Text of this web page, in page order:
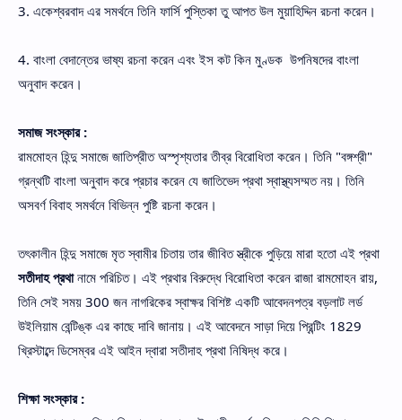
3. একেশ্বরবাদ এর সমর্থনে তিনি ফার্সি পুস্তিকা তু আপত উল মুয়াহিদ্দিন রচনা করেন।
4. বাংলা বেদান্তের ভাষ্য রচনা করেন এবং ইস কট কিন মুণ্ডক উপনিষদের বাংলা
অনুবাদ করেন।
সমাজ সংস্কার :
রামমোহন হিন্দু সমাজে জাতিপ্রীত অস্পৃশ্যতার তীব্র বিরোধিতা করেন। তিনি "বঙ্গশ্রী"
গ্রন্থটি বাংলা অনুবাদ করে প্রচার করেন যে জাতিভেদ প্রথা স্বাস্থ্যসম্মত নয়। তিনি
অসবর্ণ বিবাহ সমর্থনে বিভিন্ন পুষ্টি রচনা করেন।
তৎকালীন হিন্দু সমাজে মৃত স্বামীর চিতায় তার জীবিত স্ত্রীকে পুড়িয়ে মারা হতো এই প্রথা
সতীদাহ প্রথানামে পরিচিত। এই প্রথার বিরুদ্ধে বিরোধিতা করেন রাজা রামমোহন রায়,
তিনি সেই সময় 300 জন নাগরিকের স্বাক্ষর বিশিষ্ট একটি আবেদনপত্র বড়লাট লর্ড
উইলিয়াম বেন্টিঙ্ক এর কাছে দাবি জানায়। এই আবেদনে সাড়া দিয়ে প্রিন্টিং 1829
খ্রিস্টাব্দে ডিসেম্বর এই আইন দ্বারা সতীদাহ প্রথা নিষিদ্ধ করে।
শিক্ষা সংস্কার :